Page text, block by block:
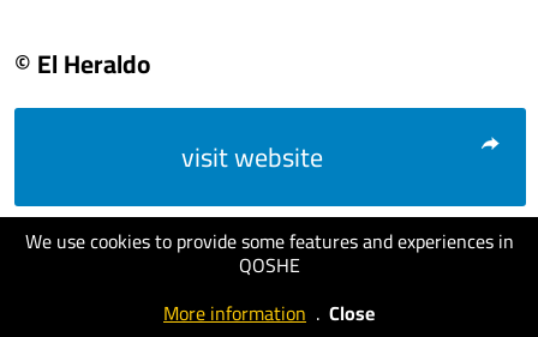
We use cookies to provide some features and experiences in
QOSHE
More information . Close
© El Heraldo
visit website